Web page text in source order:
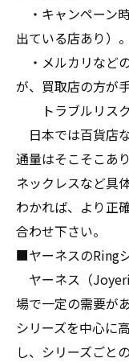
・キャンペーン
出ている店あり）。
・メルカリなど
が、買取店の方が
トラブルリスク
日本では百貨店
通量はそこそこあ
ネックレスなど具
わかれば、より正
合わせ下さい。
■ヤーネスのRing
ヤーネス（
場で一定の需要が
シリーズを中心に
し、シリーズごと